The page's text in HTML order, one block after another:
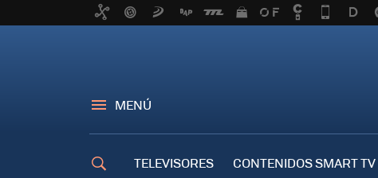
MENÚ
TELEVISORES CONTENIDOS SMART TV